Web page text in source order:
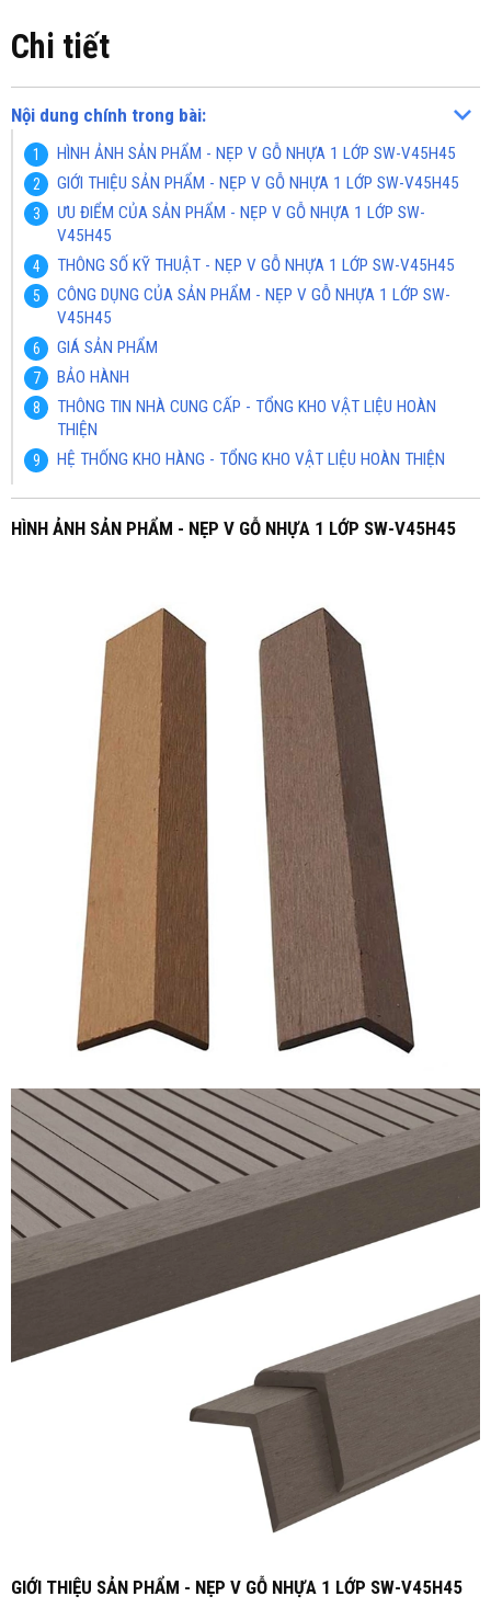
Chi tiết
Nội dung chính trong bài:
HÌNH ẢNH SẢN PHẨM - NẸP V GỖ NHỰA 1 LỚP SW-V45H45
GIỚI THIỆU SẢN PHẨM - NẸP V GỖ NHỰA 1 LỚP SW-V45H45
ƯU ĐIỂM CỦA SẢN PHẨM - NẸP V GỖ NHỰA 1 LỚP SW-
V45H45
THÔNG SỐ KỸ THUẬT - NẸP V GỖ NHỰA 1 LỚP SW-V45H45
CÔNG DỤNG CỦA SẢN PHẨM - NẸP V GỖ NHỰA 1 LỚP SW-
V45H45
GIÁ SẢN PHẨM
BẢO HÀNH
THÔNG TIN NHÀ CUNG CẤP - TỔNG KHO VẬT LIỆU HOÀN
THIỆN
HỆ THỐNG KHO HÀNG - TỔNG KHO VẬT LIỆU HOÀN THIỆN
HÌNH ẢNH SẢN PHẨM - NẸP V GỖ NHỰA 1 LỚP SW-V45H45
GIỚI THIỆU SẢN PHẨM - NẸP V GỖ NHỰA 1 LỚP SW-V45H45